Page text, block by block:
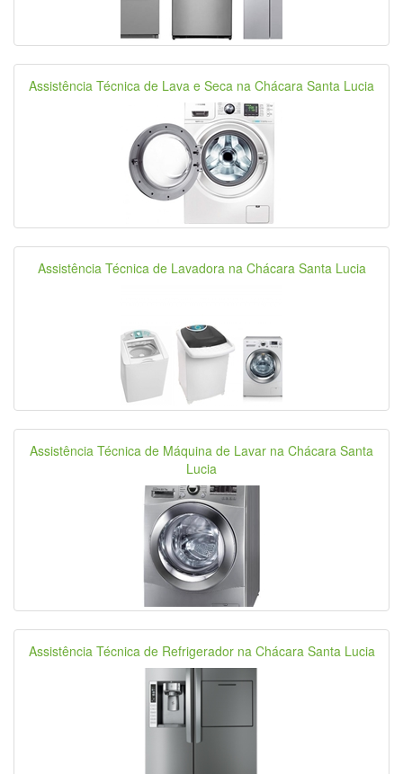
Assistência Técnica de Lava e Seca na Chácara Santa Lucia
Assistência Técnica de Lavadora na Chácara Santa Lucia
Assistência Técnica de Máquina de Lavar na Chácara Santa
Lucia
Assistência Técnica de Refrigerador na Chácara Santa Lucia